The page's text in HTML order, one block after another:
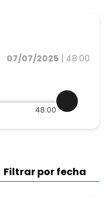
07/07/2025 | 48:00
48:00
Filtrar por fecha